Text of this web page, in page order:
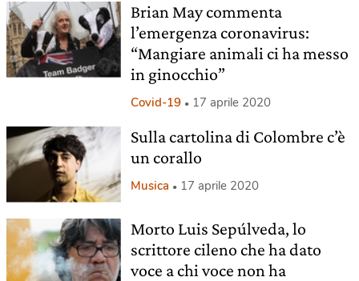
Brian May commenta
l’emergenza coronavirus:
“Mangiare animali ci ha messo
in ginocchio”
Covid-19 17 aprile 2020
Sulla cartolina di Colombre c’è
un corallo
Musica 17 aprile 2020
Morto Luis Sepúlveda, lo
scrittore cileno che ha dato
voce a chi voce non ha